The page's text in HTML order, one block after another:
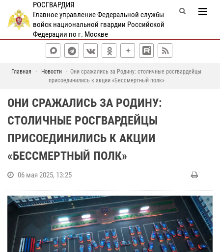
РОСГВАРДИЯ
Главное управление Федеральной службы
войск национальной гвардии Российской
Федерации по г. Москве
Главная Новости
Они сражались за Родину: столичные росгвардейцы
присоединились к акции «Бессмертный полк»
ОНИ СРАЖАЛИСЬ ЗА РОДИНУ:
СТОЛИЧНЫЕ РОСГВАРДЕЙЦЫ
ПРИСОЕДИНИЛИСЬ К АКЦИИ
«БЕССМЕРТНЫЙ ПОЛК»
06 мая 2025, 13:25